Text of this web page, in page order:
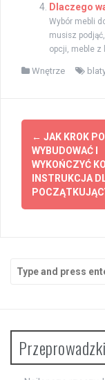
Dlaczego
Wybór mebli
musisz
opcji, meble z
Wnętrze
Post
navigation
← JAK KROK
WYBUDOWAĆ I
WYKOŃCZYĆ
INSTRUKCJA
Search
for:
Przeprowadzki